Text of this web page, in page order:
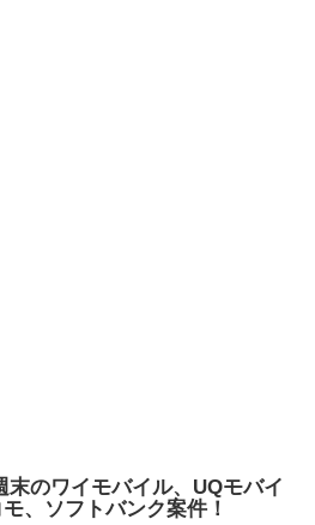
末のワイモバイル、UQモバイ
、ソフトバンク案件！